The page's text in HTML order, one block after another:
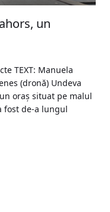
un
TEXT: Manuela
(dronă) Undeva
oraș situat pe malul
fost de-a lungul